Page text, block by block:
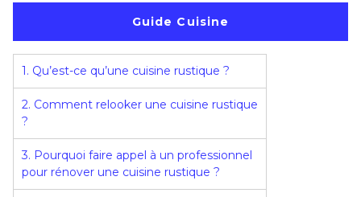
Guide Cuisine
1. Qu’est-ce qu’une cuisine rustique ?
2. Comment relooker une cuisine rustique
?
3. Pourquoi faire appel à un professionnel
pour rénover une cuisine rustique ?